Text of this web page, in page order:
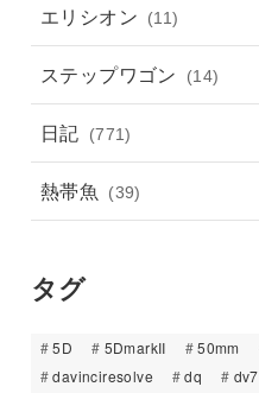
エリシオン
(11)
ステップワゴン (14)
日記 (771)
熱帯魚 (39)
タグ
5D 5DmarkII 50mm
davinciresolve
dq dv7